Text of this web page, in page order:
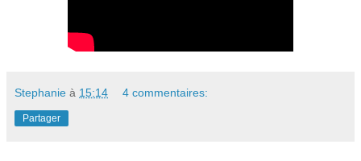
Stephanie à 15:14 4 commentaires:
Partager